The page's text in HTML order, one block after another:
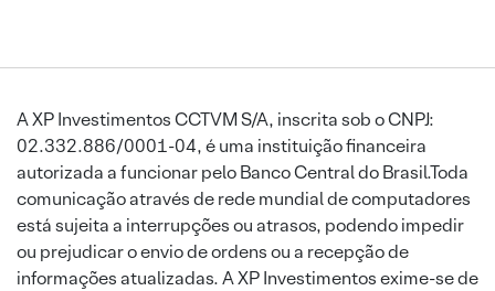
A XP Investimentos CCTVM S/A, inscrita sob o CNPJ:
02.332.886/0001-04, é uma instituição financeira
autorizada a funcionar pelo Banco Central do Brasil.Toda
comunicação através de rede mundial de computadores
está sujeita a interrupções ou atrasos, podendo impedir
ou prejudicar o envio de ordens ou a recepção de
informações atualizadas. A XP Investimentos exime-se de